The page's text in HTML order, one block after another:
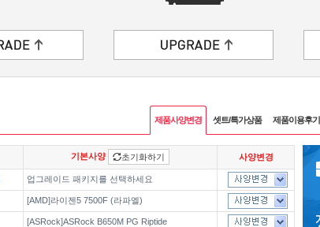
제품사양변경 셋트/특가상품 제품이용후기
기본사양 초기화하기 사양변경
업그레이드 패키지를 선택하세요
[AMD]라이젠5 7500F (라파엘)
[ASRock]ASRock B650M PG Riptide